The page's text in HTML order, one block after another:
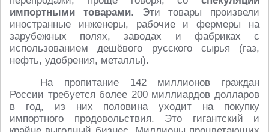
импортными товарами. Эти товары произвели
иностранные инженеры, рабочие и фермеры на
зарубежных полях, заводах и фабриках с
использованием дешёвого русского сырья (газ,
нефть, удобрения, металлы).
На пропитание 142 миллионов граждан
России требуется более 200 миллиардов долларов
в год, из них половина уходит на покупку
импортного продовольствия. Это гигантский и